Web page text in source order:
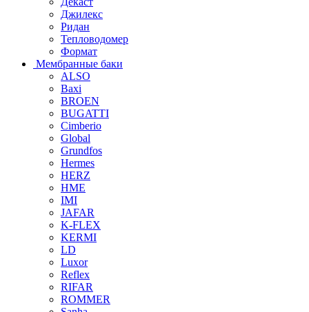
Джилекс
Ридан
Тепловодомер
Формат
Мембранные баки
ALSO
Baxi
BROEN
BUGATTI
Cimberio
Global
Grundfos
Hermes
HERZ
HME
IMI
JAFAR
K-FLEX
KERMI
LD
Luxor
Reflex
RIFAR
ROMMER